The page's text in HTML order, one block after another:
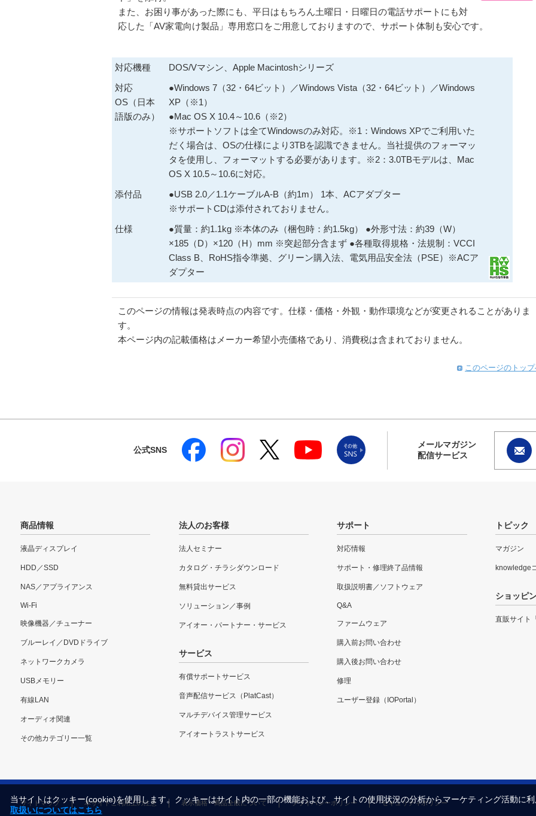
また、お困り事があった際にも、平日はもちろん土曜日・日曜日の電話サポートにも対
応した「AV家電向け製品」専用窓口をご用意しておりますので、サポート体制も安心です。
対応機種
DOS/Vマシン、Apple Macintoshシリーズ
対応
OS（日本
語版のみ）
●Windows 7（32・64ビット）／Windows Vista（32・64ビット）／Windows
XP（※1）
●Mac OS X 10.4～10.6（※2）
※サポートソフトは全てWindowsのみ対応。※1：Windows XPでご利用いた
だく場合は、OSの仕様により3TBを認識できません。当社提供のフォーマッ
タを使用し、フォーマットする必要があります。※2：3.0TBモデルは、Mac
OS X 10.5～10.6に対応。
添付品
●USB 2.0／1.1ケーブルA-B（約1m） 1本、ACアダプター
※サポートCDは添付されておりません。
仕様
●質量：約1.1kg ※本体のみ（梱包時：約1.5kg） ●外形寸法：約39（W）
×185（D）×120（H）mm ※突起部分含まず ●各種取得規格・法規制：VCCI
Class B、RoHS指令準拠、グリーン購入法、電気用品安全法（PSE）※ACア
ダプター
このページの情報は発表時点の内容です。仕様・価格・外観・動作環境などが変更されることがありま
す。
本ページ内の記載価格はメーカー希望小売価格であり、消費税は含まれておりません。
このページのトッ
公式SNS
メールマガジン
配信サービス
商品情報
液晶ディスプレイ
HDD／SSD
NAS／アプライアンス
Wi-Fi
映像機器／チューナー
ブルーレイ／DVDドライブ
ネットワークカメラ
USBメモリー
有線LAN
オーディオ関連
その他カテゴリー一覧
法人のお客様
法人セミナー
カタログ・チラシダウンロード
無料貸出サービス
ソリューション／事例
アイオー・パートナー・サービス
サービス
有償サポートサービス
音声配信サービス（PlatCast）
マルチデバイス管理サービス
アイオートラストサービス
サポート
対応情報
サポート・修理終了品情報
取扱説明書／ソフトウェア
Q&A
ファームウェア
購入前お問い合わせ
購入後お問い合わせ
修理
ユーザー登録（IOPortal）
トピック
マガジン
knowledge
ショッピ
直販サイト
サイトマップ 本サイトご利用上の注意 表示価格・商品全般について プライバシーポリシー セキュリティポリシー
当サイトはクッキー(cookie)を使用します。クッキーはサイト内の一部の機能および、サイトの使用状況の分析からマーケティング活動に
取扱いについてはこちら